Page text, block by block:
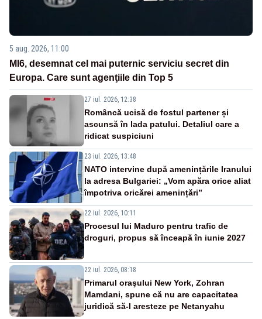
5 aug. 2026, 11:00
MI6, desemnat cel mai puternic serviciu secret din
Europa. Care sunt agenţiile din Top 5
27 iul. 2026, 12:38
Româncă ucisă de fostul partener și
ascunsă în lada patului. Detaliul care a
ridicat suspiciuni
23 iul. 2026, 13:48
NATO intervine după amenințările Iranului
la adresa Bulgariei: „Vom apăra orice aliat
împotriva oricărei amenințări”
22 iul. 2026, 10:11
Procesul lui Maduro pentru trafic de
droguri, propus să înceapă în iunie 2027
22 iul. 2026, 08:18
Primarul oraşului New York, Zohran
Mamdani, spune că nu are capacitatea
juridică să-l aresteze pe Netanyahu